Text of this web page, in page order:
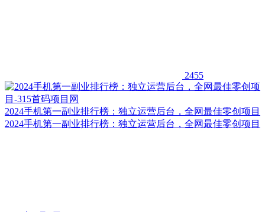
2455
2024手机第一副业排行榜：独立运营后台，全网最佳零创项目
2024手机第一副业排行榜：独立运营后台，全网最佳零创项目